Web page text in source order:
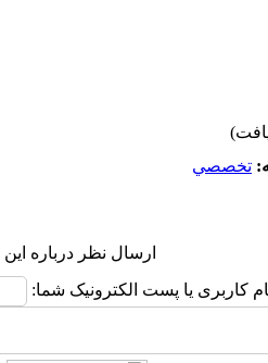
تخصصي
ارسال نظر درباره این
کاربری یا پست الکترونیک شما: